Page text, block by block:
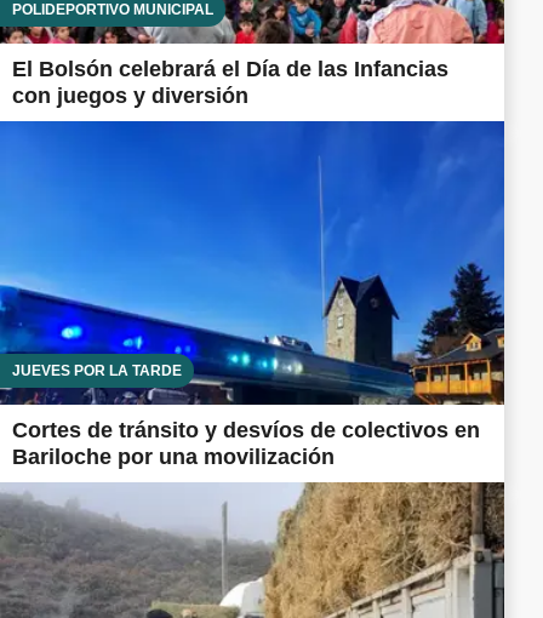
POLIDEPORTIVO MUNICIPAL
El Bolsón celebrará el Día de las Infancias
con juegos y diversión
JUEVES POR LA TARDE
Cortes de tránsito y desvíos de colectivos en
Bariloche por una movilización